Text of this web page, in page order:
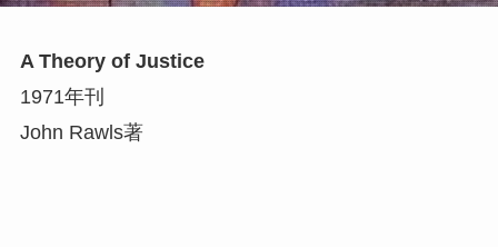
A Theory of Justice
1971年刊
John Rawls著